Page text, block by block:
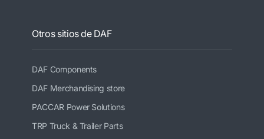
Otros sitios de DAF
DAF Components
DAF Merchandising store
PACCAR Power Solutions
TRP Truck & Trailer Parts